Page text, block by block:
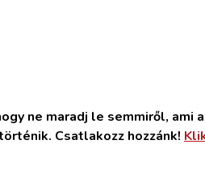
ne maradj le semmiről, ami
Csatlakozz hozzánk!